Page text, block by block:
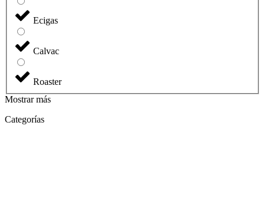
Ecigas
Calvac
Roaster
Mostrar más
Categorías